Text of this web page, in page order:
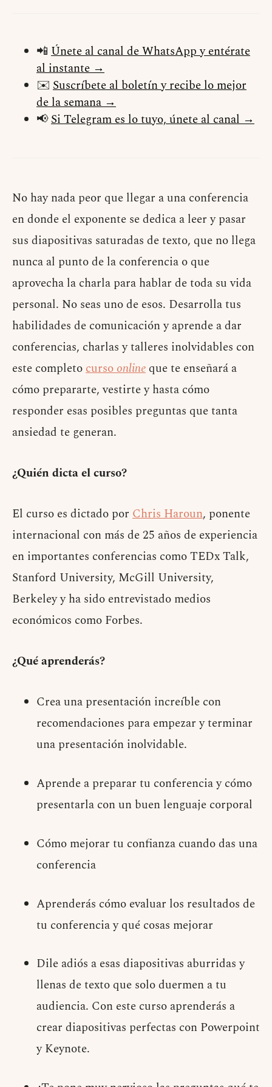
📲 Únete al canal de WhatsApp y entérate
al instante →
✉️ Suscríbete al boletín y recibe lo mejor
de la semana →
📢Si Telegram es lo tuyo, únete al canal →
No hay nada peor que llegar a una conferencia
en donde el exponente se dedica a leer y pasar
sus diapositivas saturadas de texto, que no llega
nunca al punto de la conferencia o que
aprovecha la charla para hablar de toda su vida
personal. No seas uno de esos. Desarrolla tus
habilidades de comunicación y aprende a dar
conferencias, charlas y talleres inolvidables con
este completocursoonline que te enseñará a
cómo prepararte, vestirte y hasta cómo
responder esas posibles preguntas que tanta
ansiedad te generan.
¿Quién dicta el curso?
El curso es dictado por Chris Haroun, ponente
internacional con más de 25 años de experiencia
en importantes conferencias como TEDx Talk,
Stanford University, McGill University,
Berkeley y ha sido entrevistado medios
económicos como Forbes.
¿Qué aprenderás?
Crea una presentación increíble con
recomendaciones para empezar y terminar
una presentación inolvidable.
Aprende a preparar tu conferencia y cómo
presentarla con un buen lenguaje corporal
Cómo mejorar tu confianza cuando das una
conferencia
Aprenderás cómo evaluar los resultados de
tu conferencia y qué cosas mejorar
Dile adiós a esas diapositivas aburridas y
llenas de texto que solo duermen a tu
audiencia. Con este curso aprenderás a
crear diapositivas perfectas con Powerpoint
y Keynote.